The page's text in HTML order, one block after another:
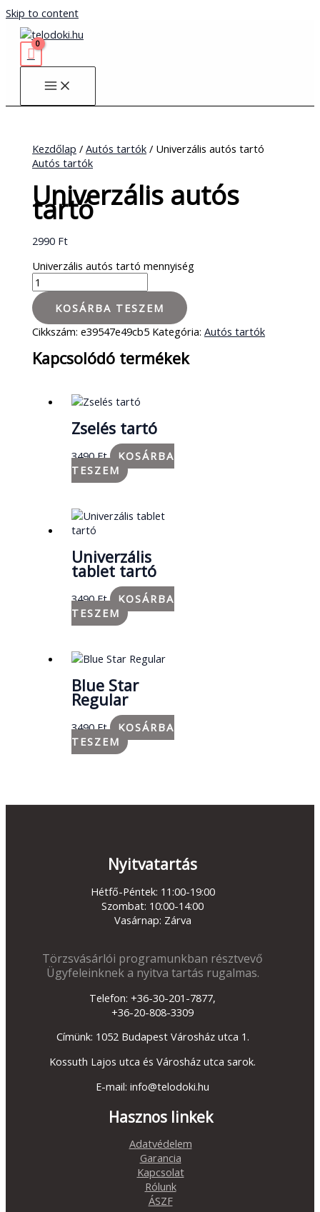
Skip to content
Kezdőlap /Autós tartók / Univerzális autós tartó
Autós tartók
Univerzális autós
tartó
2990 Ft
Univerzális autós tartó mennyiség
KOSÁRBA TESZEM
Cikkszám:e39547e49cb5 Kategória:Autós tartók
Kapcsolódó termékek
Zselés tartó
3490Ft
KOSÁRBA
TESZEM
Univerzális
tablet tartó
3490Ft
KOSÁRBA
TESZEM
Blue Star
Regular
3490Ft
KOSÁRBA
TESZEM
Nyitvatartás
Hétfő-Péntek: 11:00-19:00
Szombat: 10:00-14:00
Vasárnap: Zárva
Törzsvásárlói programunkban résztvevő
Ügyfeleinknek a nyitva tartás rugalmas.
Telefon: +36-30-201-7877,
+36-20-808-3309
Címünk: 1052 Budapest Városház utca 1.
Kossuth Lajos utca és Városház utca sarok.
E-mail: info@telodoki.hu
Hasznos linkek
Adatvédelem
Garancia
Kapcsolat
Rólunk
ÁSZF